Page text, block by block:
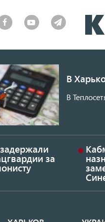
В
В
за